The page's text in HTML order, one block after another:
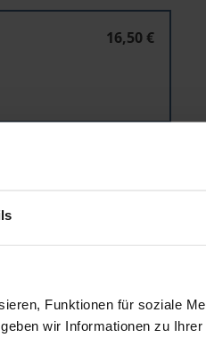
Funktionen für soziale
wir Informationen zu
16,50 €